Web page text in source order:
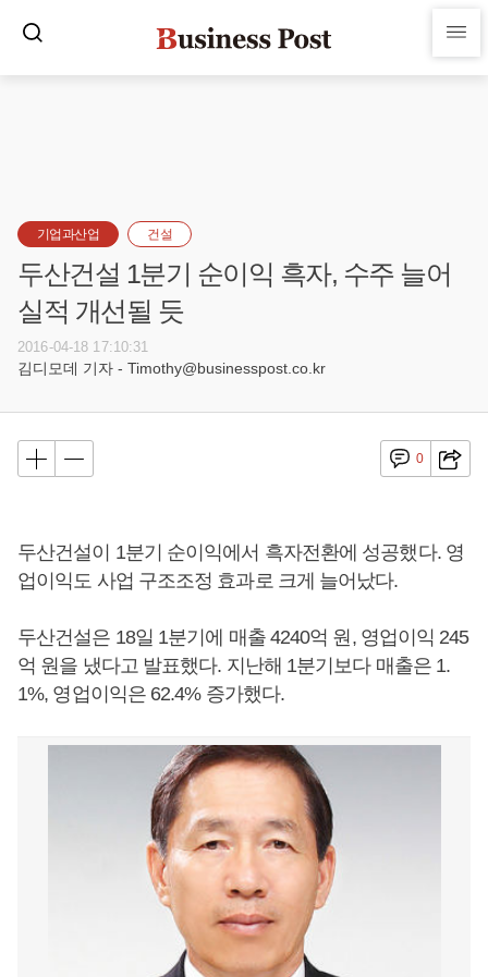
기업과산업 건설
두산건설 1분기 순이익 흑자, 수주 늘어
실적 개선될 듯
2016-04-18 17:10:31
김디모데 기자 - Timothy@businesspost.co.kr
0
두산건설이 1분기 순이익에서 흑자전환에 성공했다. 영
업이익도 사업 구조조정 효과로 크게 늘어났다.
두산건설은 18일 1분기에 매출 4240억 원, 영업이익 245
억 원을 냈다고 발표했다. 지난해 1분기보다 매출은 1.
1%, 영업이익은 62.4% 증가했다.